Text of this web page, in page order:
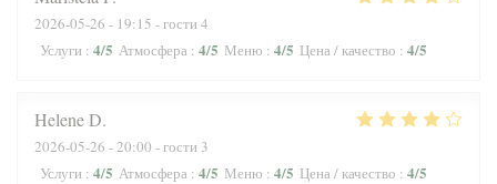
2026-05-26 - 19:15 - гости 4
Услуги : 4/5 Атмосфера : 4/5 Меню : 4/5 Цена / качество : 4/5
HeleneD
2026-05-26 - 20:00 - гости 3
Услуги : 4/5 Атмосфера : 4/5 Меню : 4/5 Цена / качество : 4/5